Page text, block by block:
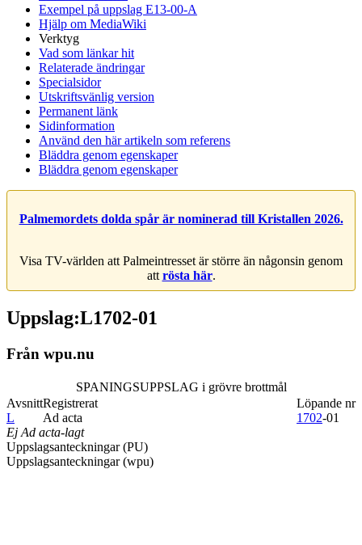
Exempel på uppslag E13-00-A
Hjälp om MediaWiki
Verktyg
Vad som länkar hit
Relaterade ändringar
Specialsidor
Utskriftsvänlig version
Permanent länk
Sidinformation
Använd den här artikeln som referens
Bläddra genom egenskaper
Bläddra genom egenskaper
Palmemordets dolda spår är nominerad till Kristallen 2026.
Visa TV-världen att Palmeintresset är större än någonsin genom
att rösta här.
Uppslag:L1702-01
Från wpu.nu
SPANINGSUPPSLAG i grövre brottmål
Avsnitt
L
Löpande nr
1702-01
Registrerat
Ad acta
Ej Ad acta-lagt
Uppslagsanteckningar (PU)
Uppslagsanteckningar (wpu)